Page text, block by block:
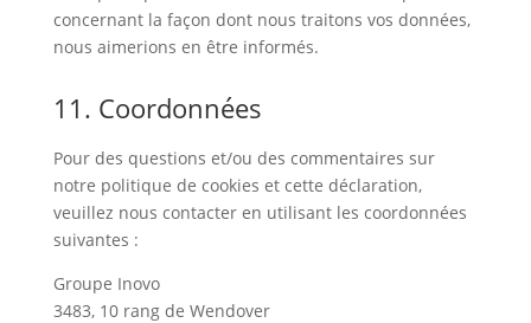
concernant la façon dont nous traitons vos données,
nous aimerions en être informés.
11. Coordonnées
Pour des questions et/ou des commentaires sur
notre politique de cookies et cette déclaration,
veuillez nous contacter en utilisant les coordonnées
suivantes :
Groupe Inovo
3483, 10 rang de Wendover